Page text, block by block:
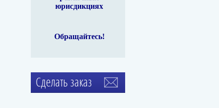
Ethereum $ 1,914
2.43%
юрисдикциях
Обращайтесь!
Сделать заказ